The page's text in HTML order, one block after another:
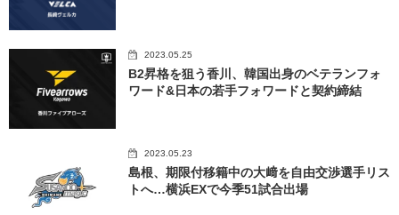
2023.05.25
B2昇格を狙う香川、韓国出身のベテランフォ
ワード&日本の若手フォワードと契約締結
2023.05.23
島根、期限付移籍中の大﨑を自由交渉選手リス
トへ…横浜EXで今季51試合出場